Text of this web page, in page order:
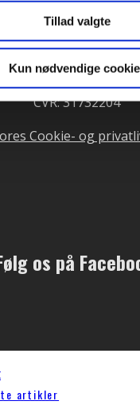
Tillad valgte
Kun nødvendige
81 11 76 64
mandag og onsdag
CVR: 31732204
Cookie- og
os på
artikler